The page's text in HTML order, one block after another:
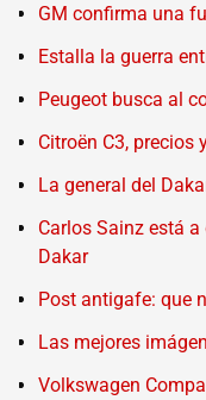
GM confirma una
Estalla la guerra
Peugeot busca al
Citroën C3, precios
La general del
Carlos Sainz está
Dakar
Post antigafe: que
Las mejores
Volkswagen